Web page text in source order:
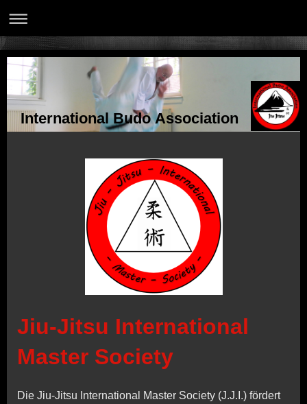
International Budo Association
Jiu-Jitsu International
Master Society
Die Jiu-Jitsu International Master Society (J.J.I.) fördert